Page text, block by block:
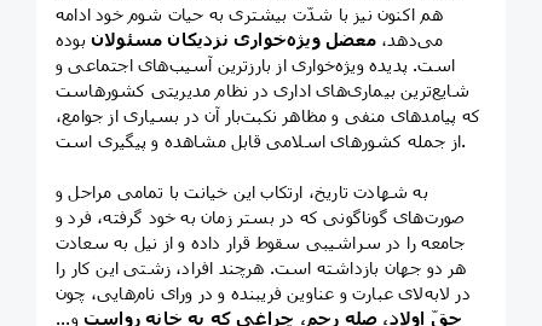
هم اکنون نیز با شدّت بیشتری به حیات شوم خود ادامه
می‌دهد،معضل ویژه‌خواری نزدیکان مسئولان بوده
است. پدیده ویژه‌خواری از بارزترین آسیب‌های اجتماعی و
شایع‌ترین بیماری‌های اداری در نظام مدیریتی کشورهاست
که پیامدهای منفی و مظاهر نکبت‌بار آن در بسیاری از جوامع،
از جمله کشورهای اسلامی قابل مشاهده و پیگیری است.
به شهادت تاریخ، ارتکاب این خیانت با تمامی مراحل و
صورت‌های گوناگونی که در بستر زمان به خود گرفته، فرد و
جامعه را در سراشیبی سقوط قرار داده و از نیل به سعادت
هر دو جهان بازداشته است. هرچند افراد، زشتی این کار را
در لابه‌لای عبارت و عناوین فریبنده و در ورای نام‌هایی، چون
حقّ اولاد، صله رحم، چراغی که به خانه رواست و...